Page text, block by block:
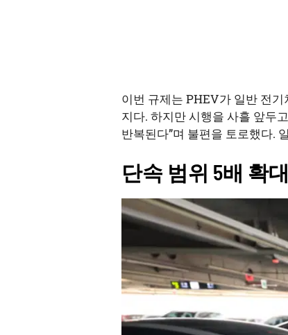
이번 규제는 PHEV가 일반 전
지다. 하지만 시행을 사흘 앞두
반복된다”며 불편을 토로했다.
단속 범위 5배 확